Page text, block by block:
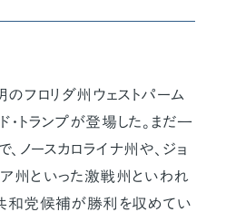
ロリダ州ウェストパーム
・トランプが登場した。まだ一
ノースカロライナ州や、ジョ
州といった激戦州といわれ
和党候補が勝利を収めてい